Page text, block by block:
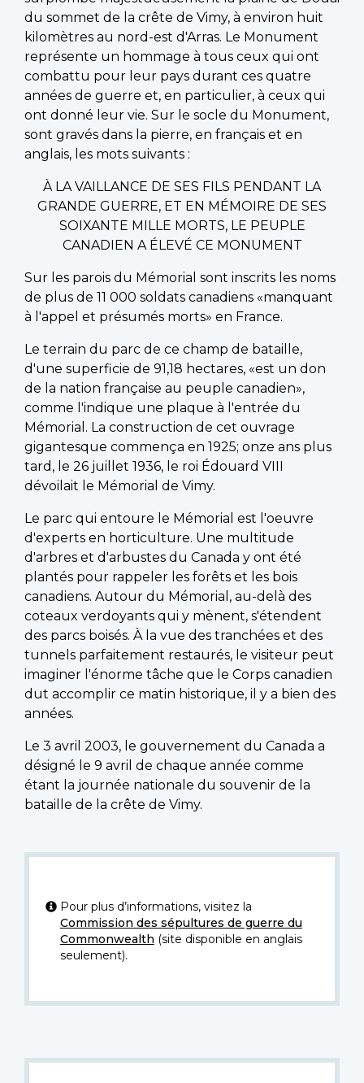
du sommet de la crête de Vimy, à environ huit
kilomètres au nord-est d'Arras. Le Monument
représente un hommage à tous ceux qui ont
combattu pour leur pays durant ces quatre
années de guerre et, en particulier, à ceux qui
ont donné leur vie. Sur le socle du Monument,
sont gravés dans la pierre, en français et en
anglais, les mots suivants :
À LA VAILLANCE DE SES FILS PENDANT LA
GRANDE GUERRE, ET EN MÉMOIRE DE SES
SOIXANTE MILLE MORTS, LE PEUPLE
CANADIEN A ÉLEVÉ CE MONUMENT
Sur les parois du Mémorial sont inscrits les noms
de plus de 11 000 soldats canadiens «manquant
à l'appel et présumés morts» en France.
Le terrain du parc de ce champ de bataille,
d'une superficie de 91,18 hectares, «est un don
de la nation française au peuple canadien»,
comme l'indique une plaque à l'entrée du
Mémorial. La construction de cet ouvrage
gigantesque commença en 1925; onze ans plus
tard, le 26 juillet 1936, le roi Édouard VIII
dévoilait le Mémorial de Vimy.
Le parc qui entoure le Mémorial est l'oeuvre
d'experts en horticulture. Une multitude
d'arbres et d'arbustes du Canada y ont été
plantés pour rappeler les forêts et les bois
canadiens. Autour du Mémorial, au-delà des
coteaux verdoyants qui y mènent, s'étendent
des parcs boisés. À la vue des tranchées et des
tunnels parfaitement restaurés, le visiteur peut
imaginer l'énorme tâche que le Corps canadien
dut accomplir ce matin historique, il y a bien des
années.
Le 3 avril 2003, le gouvernement du Canada a
désigné le 9 avril de chaque année comme
étant la journée nationale du souvenir de la
bataille de la crête de Vimy.
Pour plus d’informations, visitez la
Commission des sépultures de guerre du
Commonwealth (site disponible en anglais
seulement).